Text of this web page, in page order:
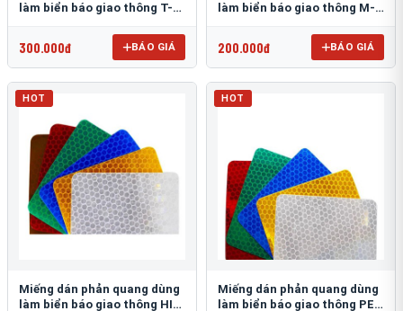
làm biển báo giao thông T-
300.000đ BÁO GIÁ
làm biển báo giao thông M-
200.000đ BÁO GIÁ
HOT
Miếng dán phản quang dùng
làm biển báo giao thông HIP
HOT
Miếng dán phản quang dùng
làm biển báo giao thông PEG